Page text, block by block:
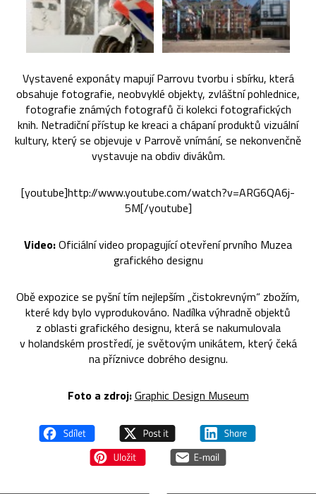
Vystavené exponáty mapují Parrovu tvorbu i sbírku, která
obsahuje fotografie, neobvyklé objekty, zvláštní pohlednice,
fotografie známých fotografů či kolekci fotografických
knih. Netradiční přístup ke kreaci a chápaní produktů vizuální
kultury, který se objevuje v Parrově vnímání, se nekonvenčně
vystavuje na obdiv divákům.
[youtube]http://www.youtube.com/watch?v=ARG6QA6j-
5M[/youtube]
Video:Oficiální video propagující otevření prvního Muzea
grafického designu
Obě expozice se pyšní tím nejlepším „čistokrevným“ zbožím,
které kdy bylo vyprodukováno. Nadílka výhradně objektů
z oblasti grafického designu, která se nakumulovala
v holandském prostředí, je světovým unikátem, který čeká
na příznivce dobrého designu.
Foto a zdroj:Graphic Design Museum